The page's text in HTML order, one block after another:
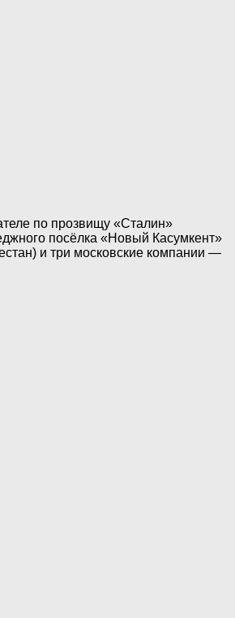
по прозвищу «Сталин»
посёлка «Новый Касумкент»
и три московские компании —